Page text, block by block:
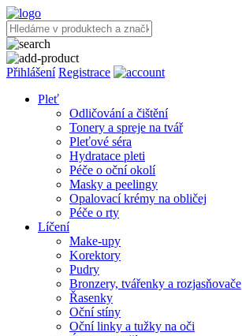
Přihlášení Registrace
Pleť
Odličování a čištění
Tonery a spreje na tvář
Pleťové séra
Hydratace pleti
Péče o oční okolí
Masky a peelingy
Opalovací krémy na obličej
Péče o rty
Líčení
Make-upy
Korektory
Pudry
Bronzery, tvářenky a rozjasňovače
Řasenky
Oční stíny
Oční linky a tužky na oči